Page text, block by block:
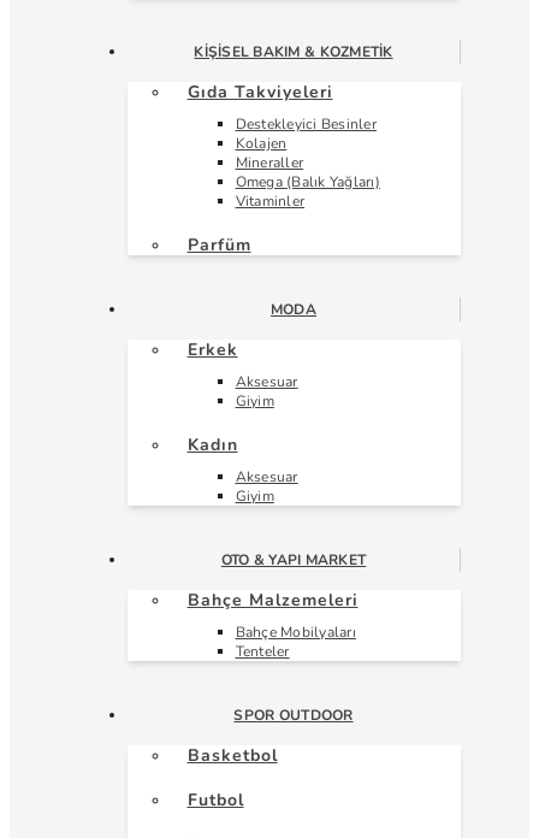
KIŞISEL BAKIM & KOZMETIK
Gıda Takviyeleri
Destekleyici Besinler
Kolajen
Mineraller
Omega (Balık Yağları)
Vitaminler
Parfüm
MODA
Erkek
Aksesuar
Giyim
Kadın
Aksesuar
Giyim
OTO & YAPI MARKET
Bahçe Malzemeleri
Bahçe Mobilyaları
Tenteler
SPOR OUTDOOR
Basketbol
Futbol